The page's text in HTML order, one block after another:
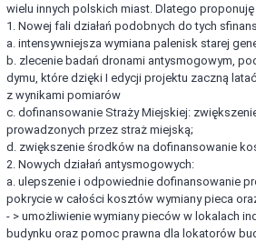
wielu innych polskich miast. Dlatego
1. Nowej fali działań podobnych do tych
a. intensywniejsza wymiana palenisk starej
b. zlecenie badań dronami antysmogowym,
dymu, które dzięki I edycji projektu zaczną
z wynikami pomiarów
c. dofinansowanie Straży Miejskiej:
prowadzonych przez straż miejską;
d. zwiększenie środków na dofinansowanie
2. Nowych działań antysmogowych:
a. ulepszenie i odpowiednie dofinansowanie
pokrycie w całości kosztów wymiany pieca
- > umożliwienie wymiany pieców w lokalach
budynku oraz pomoc prawna dla lokatorów